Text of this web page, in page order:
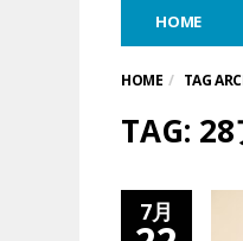
HOME
HOME TAG
TAG:
7月